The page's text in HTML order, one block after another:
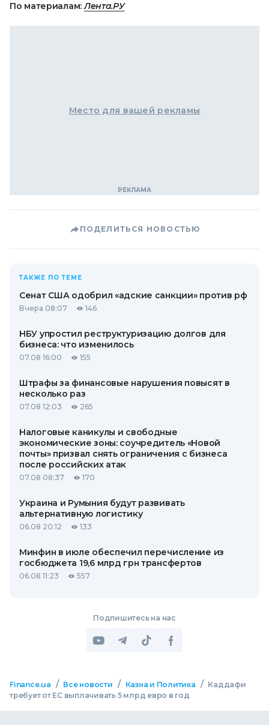
По материалам:Лента.РУ
Место для вашей рекламы
ПОДЕЛИТЬСЯ НОВОСТЬЮ
ТАКЖЕ ПО ТЕМЕ
Сенат США одобрил «адские санкции» против рф
Вчера 08:07 146
НБУ упростил реструктуризацию долгов для
бизнеса: что изменилось
07.08 16:00 155
Штрафы за финансовые нарушения повысят в
несколько раз
07.08 12:03 265
Налоговые каникулы и свободные
экономические зоны: соучредитель «Новой
почты» призвал снять ограничения с бизнеса
после российских атак
07.08 08:37 170
Украина и Румыния будут развивать
альтернативную логистику
06.08 20:12 133
Минфин в июле обеспечил перечисление из
госбюджета 19,6 млрд грн трансфертов
06.08 11:23 557
Подпишитесь на нас
Finance.ua / Все новости / Казна и Политика / Каддафи
требует от ЕС выплачивать 5 млрд евро в год